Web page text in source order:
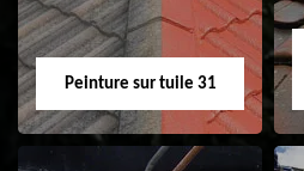
Peinture sur tuile 31